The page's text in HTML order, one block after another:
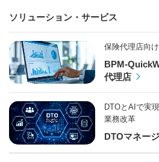
ソリューション・サービス
保険代理店向
BPM-
代理店
DTOとAIで実
業務改革
DTOマネー